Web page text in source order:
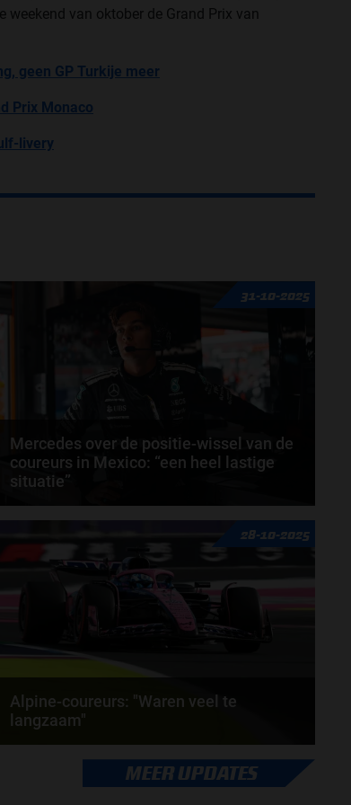
van oktober de Grand Prix van
geen GP Turkije meer
Prix Monaco
livery
31-10-2025
Mercedes over de positie-wissel van de
coureurs in Mexico: “een heel lastige
situatie”
Tijdens de Grand Prix van Mexico konden we George
Russell horen protesteren tegen zijn team via de...
28-10-2025
Alpine-coureurs: "Waren veel te
langzaam"
Pierre Gasly en Franco Colapinto eindigden als
vijftiende en zestiende tijdens de Grand Prix van...
MEER UPDATES